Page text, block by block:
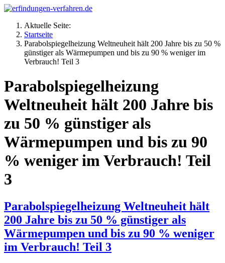
Aktuelle Seite:
Startseite
Parabolspiegelheizung Weltneuheit hält 200 Jahre bis zu 50 %
günstiger als Wärmepumpen und bis zu 90 % weniger im
Verbrauch! Teil 3
Parabolspiegelheizung
Weltneuheit hält 200 Jahre bis
zu 50 % günstiger als
Wärmepumpen und bis zu 90
% weniger im Verbrauch! Teil
3
Parabolspiegelheizung Weltneuheit hält
200 Jahre bis zu 50 % günstiger als
Wärmepumpen und bis zu 90 % weniger
im Verbrauch! Teil 3